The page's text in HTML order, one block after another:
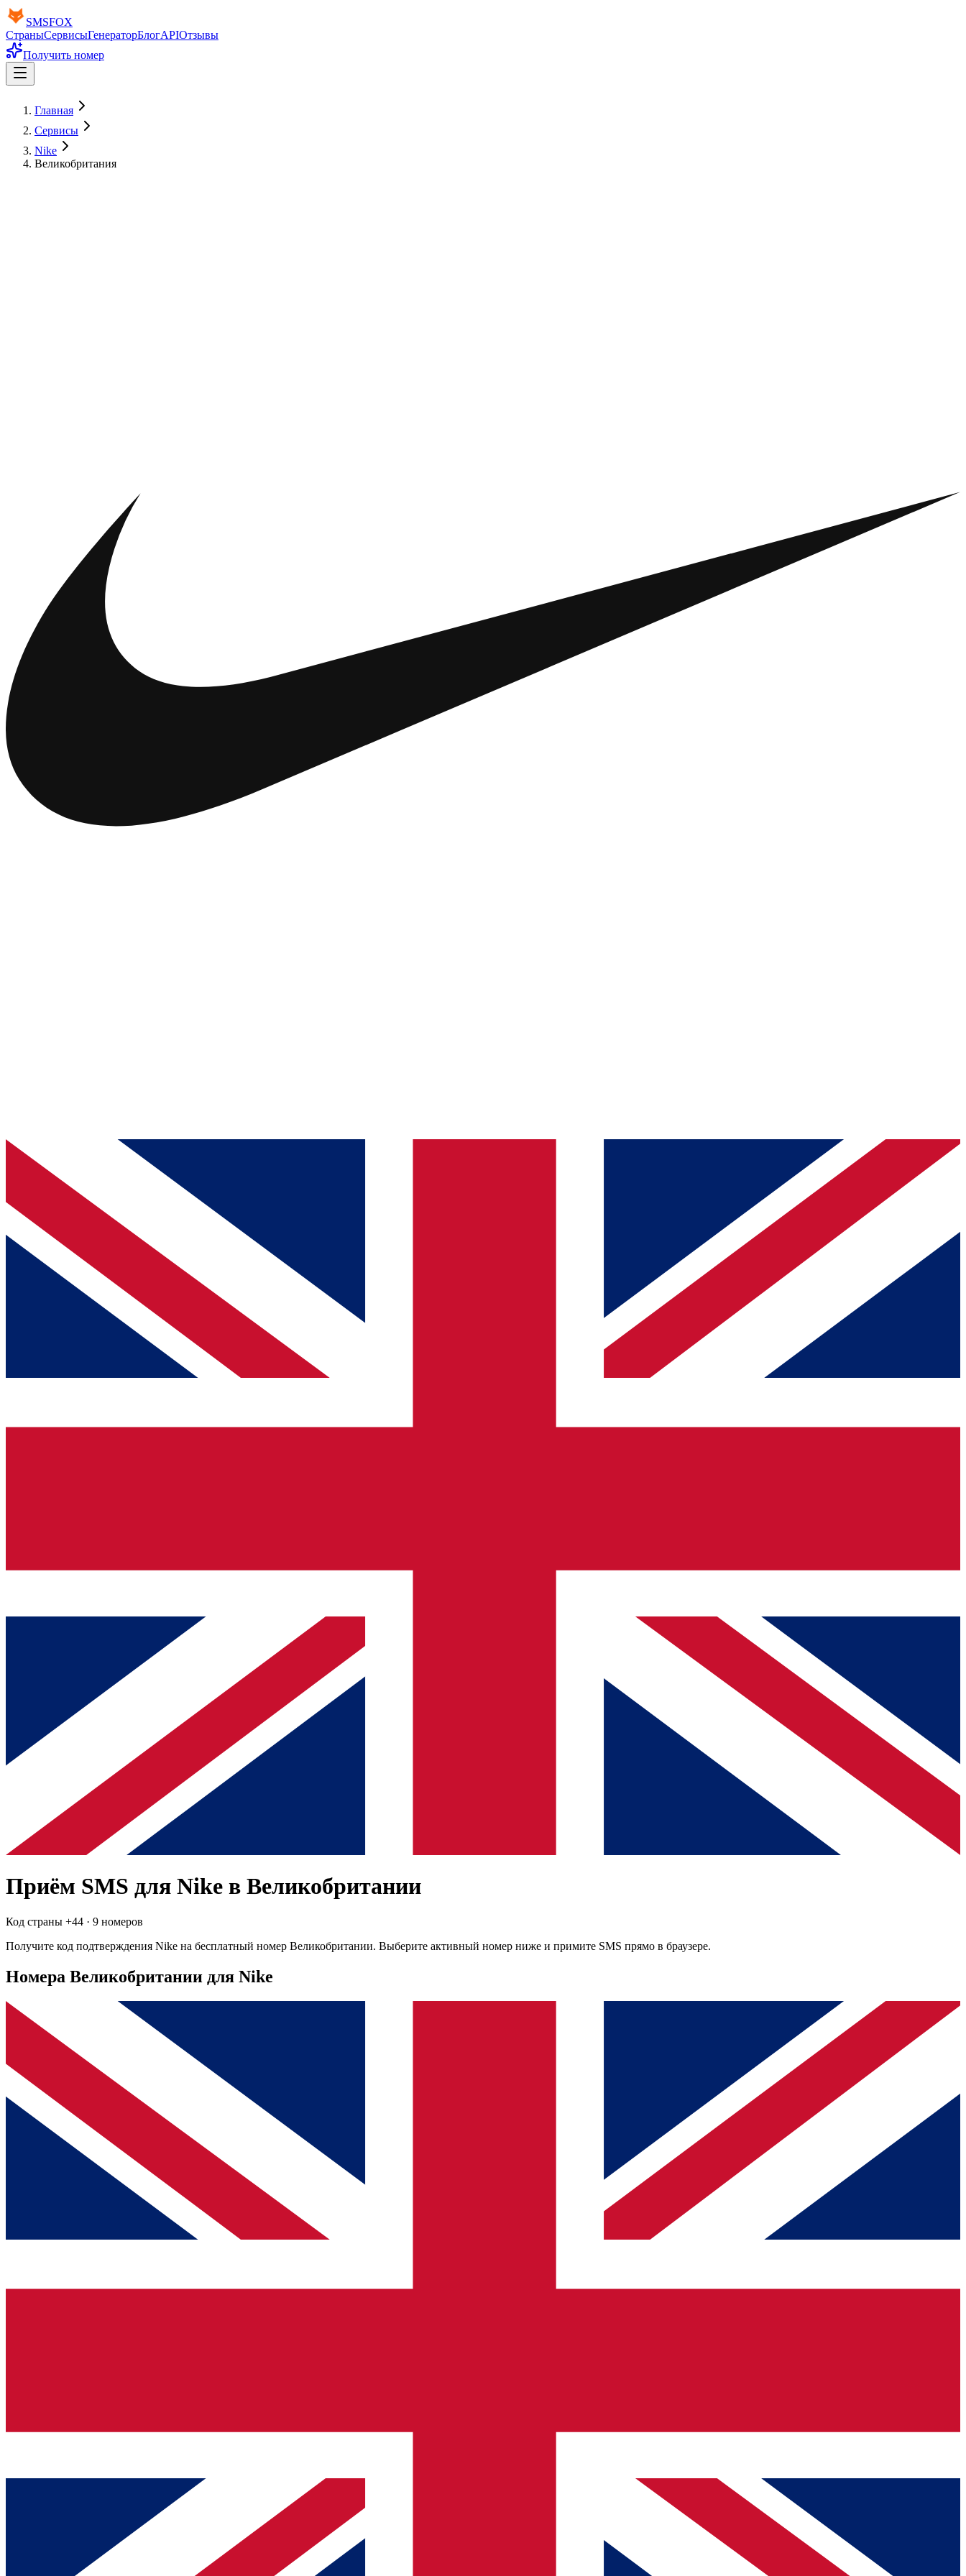
SMSFOX
СтраныСервисыГенераторБлогAPIОтзывы
Получить номер
Главная
Сервисы
Nike
Великобритания
Приём SMS для Nike в Великобритании
Код страны +44 · 9 номеров
Получите код подтверждения Nike на бесплатный номер Великобритании. Выберите активный номер ниже и примите SMS прямо в браузере.
Номера Великобритании для Nike